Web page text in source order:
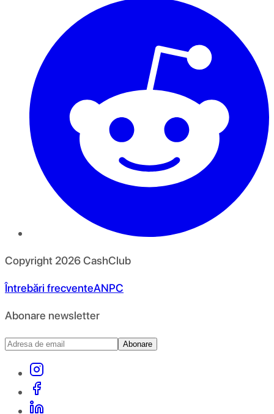
Copyright 2026CashClub
Întrebări frecventeANPC
Abonare newsletter
Abonare